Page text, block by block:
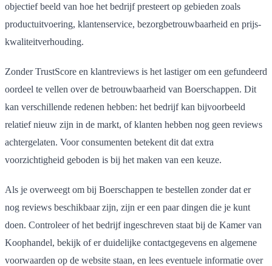
objectief beeld van hoe het bedrijf presteert op gebieden zoals
productuitvoering, klantenservice, bezorgbetrouwbaarheid en prijs-
kwaliteitverhouding.
Zonder TrustScore en klantreviews is het lastiger om een gefundeerd
oordeel te vellen over de betrouwbaarheid van Boerschappen. Dit
kan verschillende redenen hebben: het bedrijf kan bijvoorbeeld
relatief nieuw zijn in de markt, of klanten hebben nog geen reviews
achtergelaten. Voor consumenten betekent dit dat extra
voorzichtigheid geboden is bij het maken van een keuze.
Als je overweegt om bij Boerschappen te bestellen zonder dat er
nog reviews beschikbaar zijn, zijn er een paar dingen die je kunt
doen. Controleer of het bedrijf ingeschreven staat bij de Kamer van
Koophandel, bekijk of er duidelijke contactgegevens en algemene
voorwaarden op de website staan, en lees eventuele informatie over